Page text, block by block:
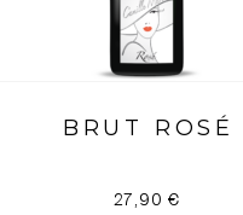
BRUT ROSÉ
27,90 €